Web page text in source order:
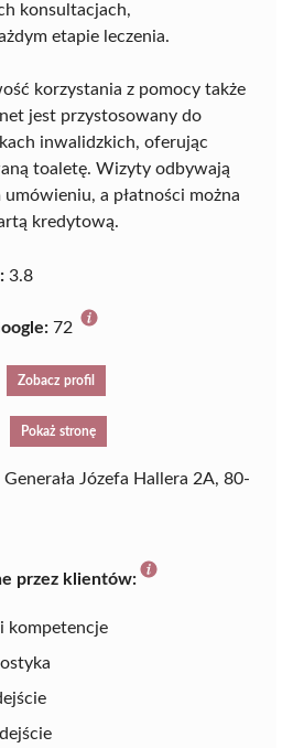
konsultacjach,
etapie leczenia.
korzystania z pomocy także
jest przystosowany do
inwalidzkich, oferując
toaletę. Wizyty odbywają
a płatności można
kredytową.
3.8
72
Zobacz profil
Pokaż stronę
Józefa Hallera 2A, 80-
przez klientów:
kompetencje